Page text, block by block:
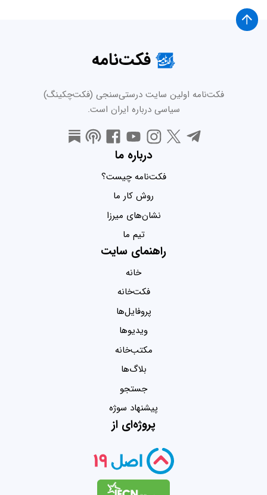
فکت‌نامه
فکت‌نامه اولین سایت درستی‌سنجی (فکت‌چکینگ)
سیاسی درباره ایران است.
درباره ما
فکت‌نامه چیست؟
روش کار ما
نشان‌های میرزا
تیم ما
راهنمای سایت
خانه
فکت‌خانه
پروفایل‌ها
ویدیو‌ها
مکتب‌خانه
بلاگ‌ها
جستجو
پیشنهاد سوژه
پروژه‌ای از